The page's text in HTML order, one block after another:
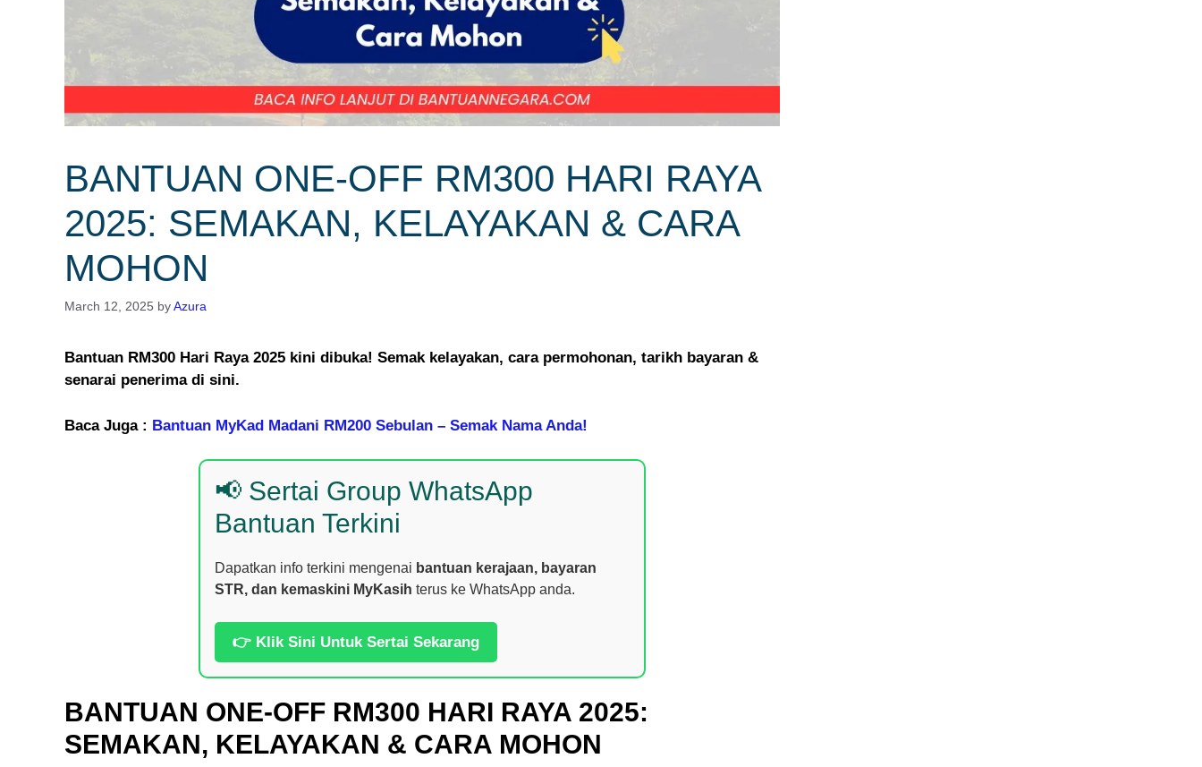
BANTUAN ONE-OFF RM300 HARI RAYA
2025: SEMAKAN, KELAYAKAN & CARA
MOHON
March 12, 2025 byAzura
Bantuan RM300 Hari Raya 2025 kini dibuka! Semak kelayakan, cara permohonan, tarikh bayaran &
senarai penerima di sini.
Baca Juga : Bantuan MyKad Madani RM200 Sebulan – Semak Nama Anda!
📢 Sertai Group WhatsApp
Bantuan Terkini
Dapatkan info terkini mengenai bantuan kerajaan, bayaran
STR, dan kemaskini MyKasih terus ke WhatsApp anda.
👉 Klik Sini Untuk Sertai Sekarang
BANTUAN ONE-OFF RM300 HARI RAYA 2025:
SEMAKAN, KELAYAKAN & CARA MOHON